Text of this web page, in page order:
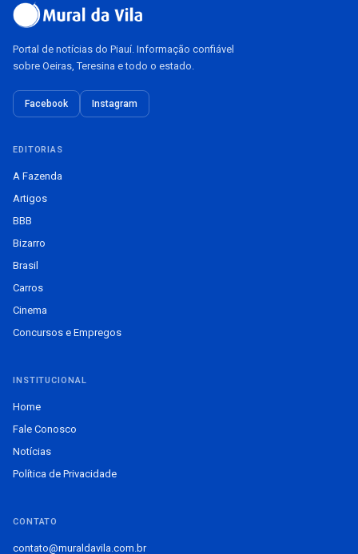
Portal de notícias do Piauí. Informação confiável
sobre Oeiras, Teresina e todo o estado.
Facebook Instagram
EDITORIAS
A Fazenda
Artigos
BBB
Bizarro
Brasil
Carros
Cinema
Concursos e Empregos
INSTITUCIONAL
Home
Fale Conosco
Notícias
Política de Privacidade
CONTATO
contato@muraldavila.com.br